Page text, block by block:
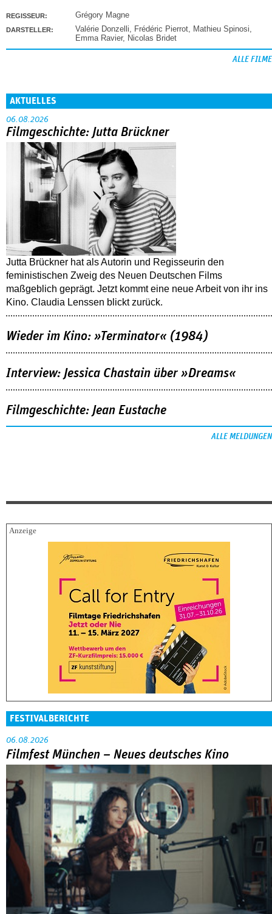
REGISSEUR: Grégory Magne
DARSTELLER: Valérie Donzelli, Frédéric Pierrot, Mathieu Spinosi,
Emma Ravier, Nicolas Bridet
ALLE FILME
AKTUELLES
06.08.2026
Filmgeschichte: Jutta Brückner
Jutta Brückner hat als Autorin und Regisseurin den
feministischen Zweig des Neuen Deutschen Films
maßgeblich geprägt. Jetzt kommt eine neue Arbeit von ihr ins
Kino. Claudia Lenssen blickt zurück.
Wieder im Kino: »Terminator« (1984)
Interview: Jessica Chastain über »Dreams«
Filmgeschichte: Jean Eustache
ALLE MELDUNGEN
FESTIVALBERICHTE
Filmfest München – Neues deutsches Kino
Abarbeitung an der eigenen Familie war das große Thema in
der Reihe »Neues deutsches Kino« beim Filmfest München.
MEHR
DOK.fest München 2026